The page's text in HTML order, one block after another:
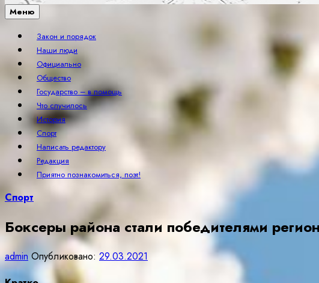
Меню
Закон и порядок
Наши люди
Официально
Общество
Государство – в помощь
Что случилось
История
Спорт
Написать редактору
Редакция
Приятно познакомиться, поэт!
Спорт
Боксеры района стали победителями
admin Опубликовано: 29.03.2021